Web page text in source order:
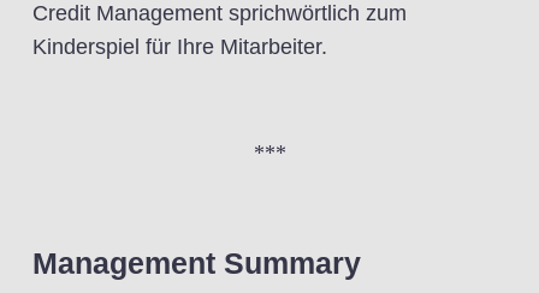
Credit Management sprichwörtlich zum
Kinderspiel für Ihre Mitarbeiter.
***
Management Summary